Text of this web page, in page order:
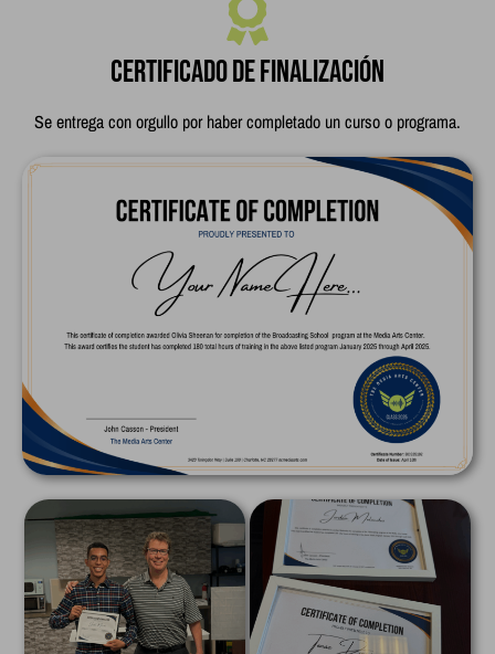
Consulta las ofertas de trabajo
disponibles en la escuela o en
sus instituciones asociadas.
Certificado de finalización
Se entrega con orgullo por haber completado un curso o programa.